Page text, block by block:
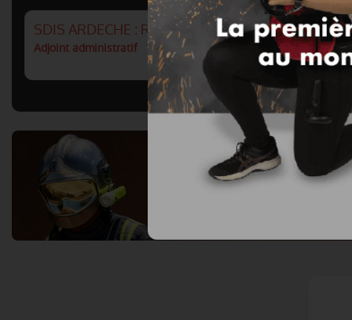
SDIS ARDECHE : RH ET DEVELOPPEMENT DU
Adjoint administratif